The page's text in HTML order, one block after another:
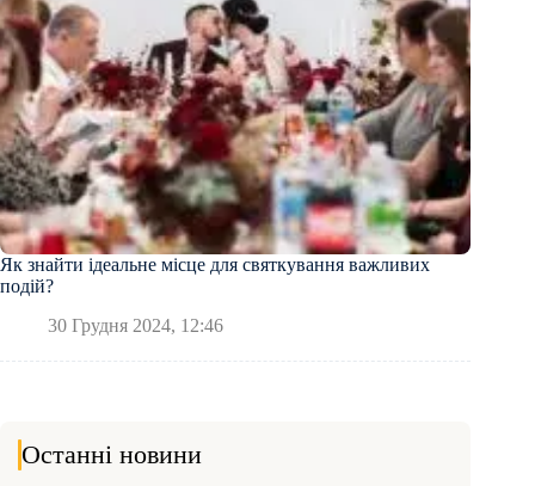
Як знайти ідеальне місце для святкування важливих
подій?
30 Грудня 2024, 12:46
Останні новини